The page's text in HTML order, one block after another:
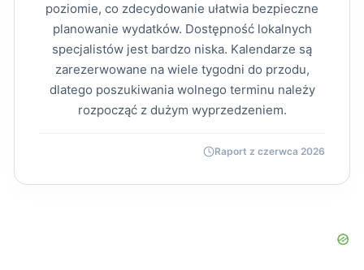
poziomie, co zdecydowanie ułatwia bezpieczne
planowanie wydatków. Dostępność lokalnych
specjalistów jest bardzo niska. Kalendarze są
zarezerwowane na wiele tygodni do przodu,
dlatego poszukiwania wolnego terminu należy
rozpocząć z dużym wyprzedzeniem.
Raport z czerwca 2026